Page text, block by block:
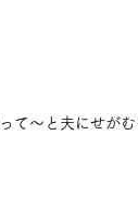
て〜と夫にせがむ